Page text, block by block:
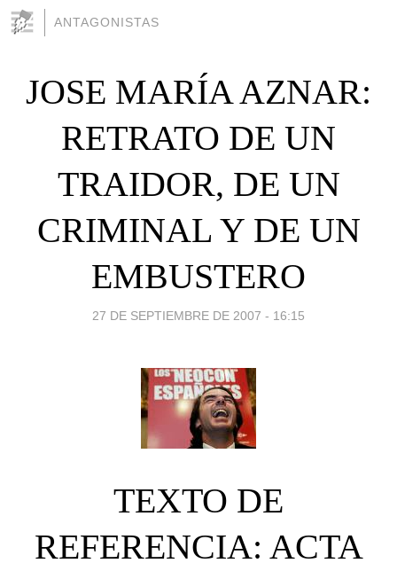
ANTAGONISTAS
JOSE MARÍA AZNAR:
RETRATO DE UN
TRAIDOR, DE UN
CRIMINAL Y DE UN
EMBUSTERO
27 DE SEPTIEMBRE DE 2007 - 16:15
TEXTO DE
REFERENCIA: ACTA